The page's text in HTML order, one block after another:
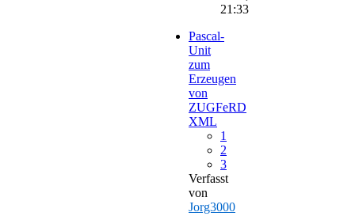
21:33
Pascal-
Unit
zum
Erzeugen
von
ZUGFeRD
XML
1
2
3
Verfasst
von
Jorg3000